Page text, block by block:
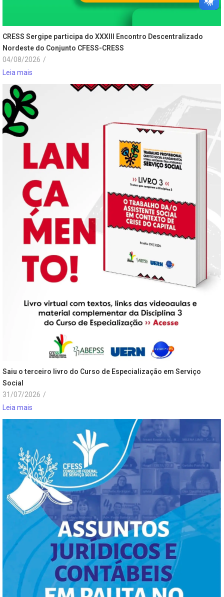
CRESS Sergipe participa do XXXIII Encontro Descentralizado
Nordeste do Conjunto CFESS-CRESS
04/08/2026 /
Leia mais
Saiu o terceiro livro do Curso de Especialização em Serviço
Social
31/07/2026 /
Leia mais